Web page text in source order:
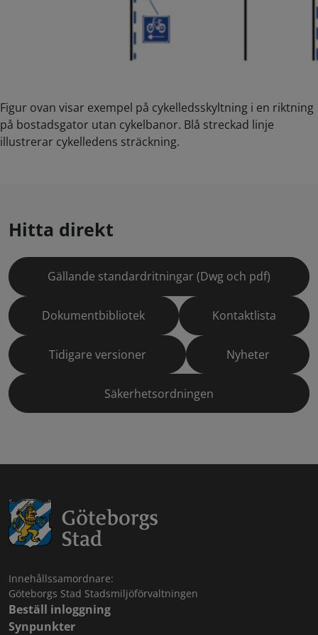
Figur ovan visar exempel på cykelledsskyltning i en riktning
på bostadsgator utan cykelbanor. Blå streckad linje
illustrerar cykelledens sträckning.
Hitta direkt
Gällande standardritningar (Dwg och pdf)
Dokumentbibliotek Kontaktlista
Tidigare versioner Nyheter
Säkerhetsordningen
Innehållssamordnare:
Göteborgs Stad Stadsmiljöförvaltningen
Beställ inloggning
Synpunkter